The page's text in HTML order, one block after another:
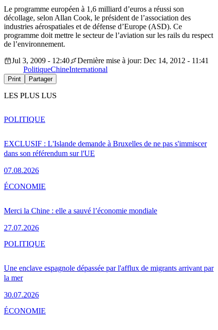
Le programme européen à 1,6 milliard d’euros a réussi son
décollage, selon Allan Cook, le président de l’association des
industries aérospatiales et de défense d’Europe (ASD). Ce
programme doit mettre le secteur de l’aviation sur les rails du respect
de l’environnement.
Jul 3, 2009 - 12:40
Dernière mise à jour: Dec 14, 2012 - 11:41
PolitiqueChineInternational
Print Partager
LES PLUS LUS
EXCLUSIF : L'Islande demande à Bruxelles de ne pas s'immiscer
dans son référendum sur l'UE
07.08.2026
POLITIQUE
Merci la Chine : elle a sauvé l’économie mondiale
27.07.2026
ÉCONOMIE
Une enclave espagnole dépassée par l'afflux de migrants arrivant par
la mer
30.07.2026
POLITIQUE
ÉCONOMIE